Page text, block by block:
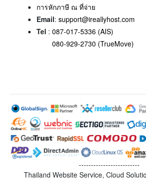
การหักภาษี ณ ที่จ่าย
Email: support@ireallyhost.com
Tel : 087-017-5336 (AIS)
080-929-2730 (TrueMove)
-------------------------
Thailand Website Service, Cloud